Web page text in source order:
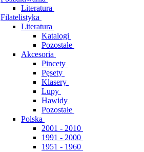
Literatura
Filatelistyka
Literatura
Katalogi
Pozostałe
Akcesoria
Pincety
Pęsety
Klasery
Lupy
Hawidy
Pozostałe
Polska
2001 - 2010
1991 - 2000
1951 - 1960